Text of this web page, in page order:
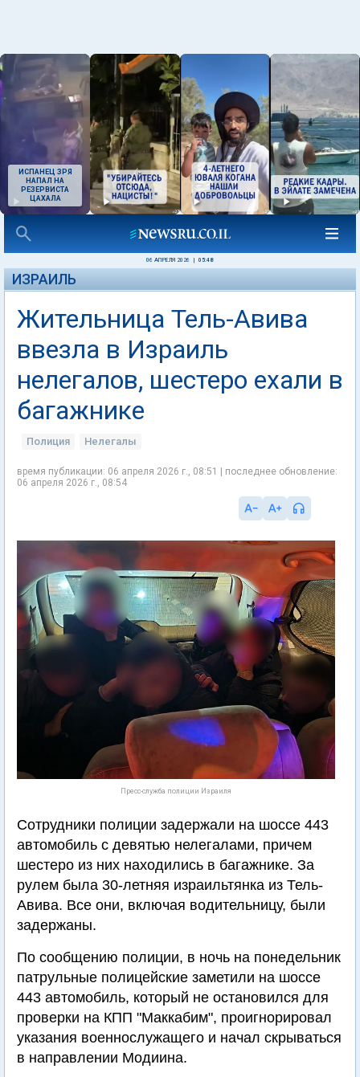
ИСПАНЕЦ ЗРЯ
НАПАЛ НА
РЕЗЕРВИСТА
ЦАХАЛА
06 АПРЕЛЯ 2026 05:48
ИЗРАИЛЬ
Жительница Тель-Авива
ввезла в Израиль
нелегалов, шестеро ехали в
багажнике
Полиция Нелегалы
время публикации: 06 апреля 2026 г., 08:51 | последнее обновление:
06 апреля 2026 г., 08:54
Пресс-служба полиции Израиля
Сотрудники полиции задержали на шоссе 443
автомобиль с девятью нелегалами, причем
шестеро из них находились в багажнике. За
рулем была 30-летняя израильтянка из Тель-
Авива. Все они, включая водительницу, были
задержаны.
По сообщению полиции, в ночь на понедельник
патрульные полицейские заметили на шоссе
443 автомобиль, который не остановился для
проверки на КПП "Маккабим", проигнорировал
указания военнослужащего и начал скрываться
в направлении Модиина.